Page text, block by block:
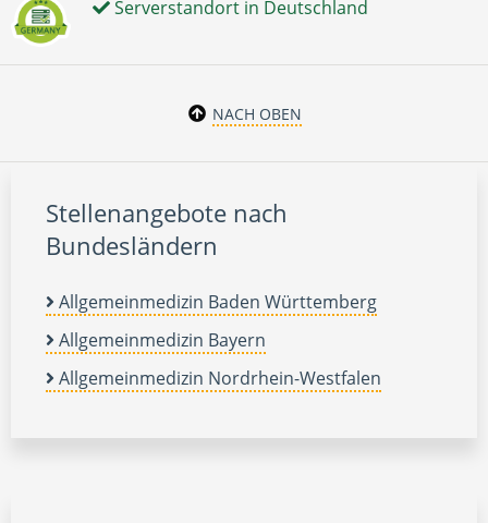
Serverstandort in Deutschland
NACH OBEN
Stellenangebote nach
Bundesländern
Allgemeinmedizin Baden Württemberg
Allgemeinmedizin Bayern
Allgemeinmedizin Nordrhein-Westfalen